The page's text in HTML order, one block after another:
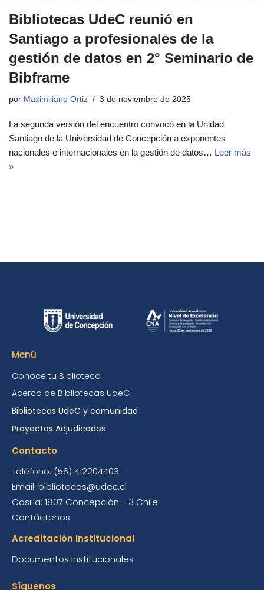
Bibliotecas UdeC reunió en
Santiago a profesionales de la
gestión de datos en 2° Seminario de
Bibframe
por Maximiliano Ortiz 3 de noviembre de 2025
La segunda versión del encuentro convocó en la Unidad
Santiago de la Universidad de Concepción a exponentes
nacionales e internacionales en la gestión de datos… Leer más
»
Menú
Conoce tu Biblioteca
Acerca de Bibliotecas UdeC
Bibliotecas UdeC y comunidad
Proyectos Adjudicados
Contacto
Teléfono: (56) 412204403
Email: bibliotecas@udec.cl
Casilla: 1807 Concepción - 3 Chile
Contáctenos
Acreditación Institucional
Documentos Institucionales
Síguenos